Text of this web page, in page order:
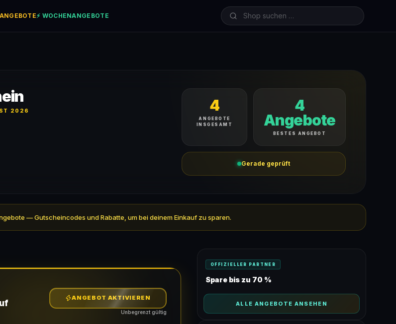
⚡ WOCHENANGEBOTE
2026 4
ANGEBOTE
INSGESAMT
4
Angebote
BESTES ANGEBOT
Gerade geprüft
— Gutscheincodes und Rabatte, um bei deinem Einkauf zu sparen.
ANGEBOT AKTIVIEREN
Unbegrenzt gültig
OFFIZIELLER PARTNER
Spare bis zu 70 %
ALLE ANGEBOTE ANSEHEN